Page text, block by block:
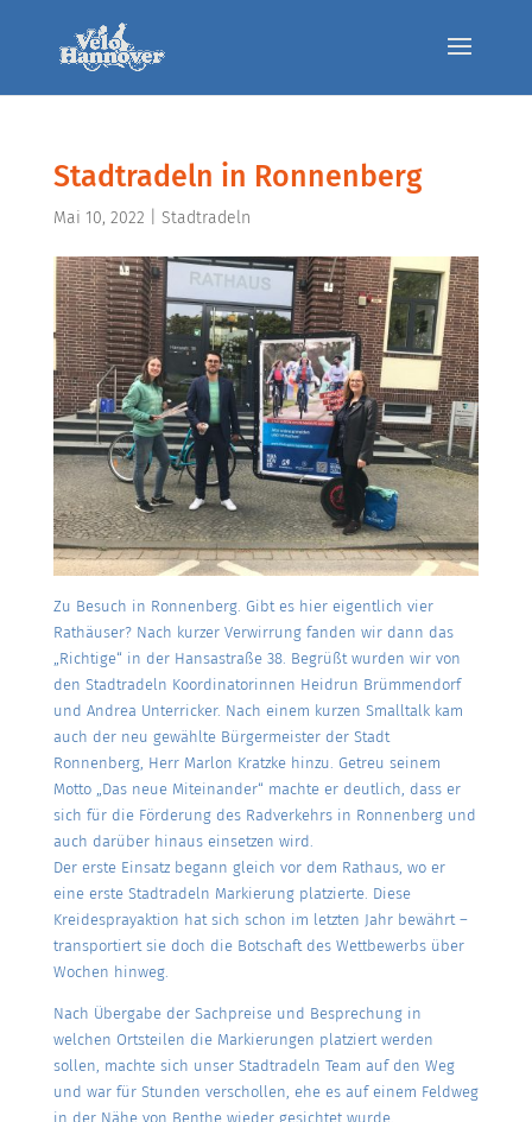
Stadtradeln in Ronnenberg
Mai 10, 2022 Stadtradeln
Zu Besuch in Ronnenberg. Gibt es hier eigentlich vier
Rathäuser? Nach kurzer Verwirrung fanden wir dann das
„Richtige“ in der Hansastraße 38. Begrüßt wurden wir von
den Stadtradeln Koordinatorinnen Heidrun Brümmendorf
und Andrea Unterricker. Nach einem kurzen Smalltalk kam
auch der neu gewählte Bürgermeister der Stadt
Ronnenberg, Herr Marlon Kratzke hinzu. Getreu seinem
Motto „Das neue Miteinander“ machte er deutlich, dass er
sich für die Förderung des Radverkehrs in Ronnenberg und
auch darüber hinaus einsetzen wird.
Der erste Einsatz begann gleich vor dem Rathaus, wo er
eine erste Stadtradeln Markierung platzierte. Diese
Kreidesprayaktion hat sich schon im letzten Jahr bewährt –
transportiert sie doch die Botschaft des Wettbewerbs über
Wochen hinweg.
Nach Übergabe der Sachpreise und Besprechung in
welchen Ortsteilen die Markierungen platziert werden
sollen, machte sich unser Stadtradeln Team auf den Weg
und war für Stunden verschollen, ehe es auf einem Feldweg
in der Nähe von Benthe wieder gesichtet wurde.